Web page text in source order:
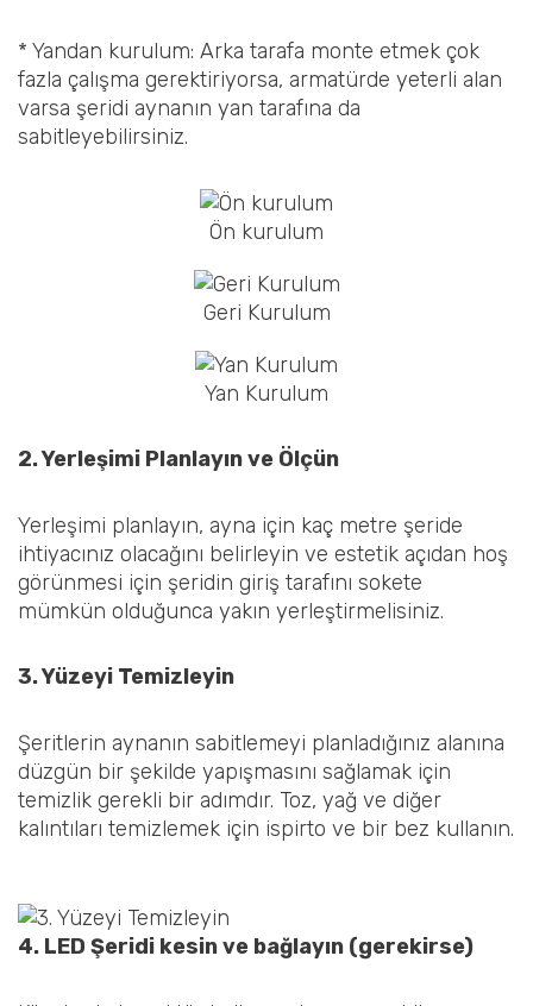
* Yandan kurulum: Arka tarafa monte etmek çok
fazla çalışma gerektiriyorsa, armatürde yeterli alan
varsa şeridi aynanın yan tarafına da
sabitleyebilirsiniz.
Ön kurulum
Geri Kurulum
Yan Kurulum
2. Yerleşimi Planlayın ve Ölçün
Yerleşimi planlayın, ayna için kaç metre şeride
ihtiyacınız olacağını belirleyin ve estetik açıdan hoş
görünmesi için şeridin giriş tarafını sokete
mümkün olduğunca yakın yerleştirmelisiniz.
3. Yüzeyi Temizleyin
Şeritlerin aynanın sabitlemeyi planladığınız alanına
düzgün bir şekilde yapışmasını sağlamak için
temizlik gerekli bir adımdır. Toz, yağ ve diğer
kalıntıları temizlemek için ispirto ve bir bez kullanın.
4. LED Şeridi kesin ve bağlayın (gerekirse)